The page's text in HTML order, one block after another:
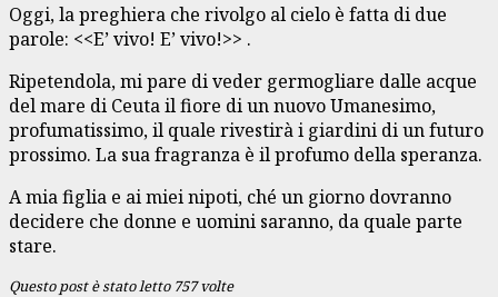
Oggi, la preghiera che rivolgo al cielo è fatta di due
parole: <<E’ vivo! E’ vivo!>> .
Ripetendola, mi pare di veder germogliare dalle acque
del mare di Ceuta il fiore di un nuovo Umanesimo,
profumatissimo, il quale rivestirà i giardini di un futuro
prossimo. La sua fragranza è il profumo della speranza.
A mia figlia e ai miei nipoti, ché un giorno dovranno
decidere che donne e uomini saranno, da quale parte
stare.
Questo post è stato letto 757 volte